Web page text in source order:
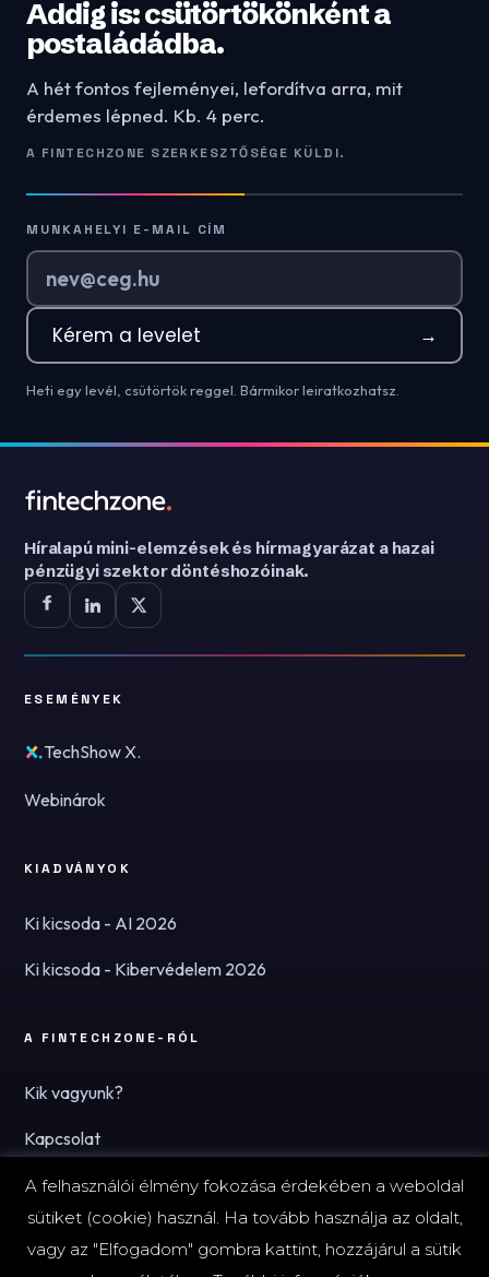
Addig is: csütörtökönként a
postaládádba.
A hét fontos fejleményei, lefordítva arra, mit
érdemes lépned. Kb. 4 perc.
A FINTECHZONE SZERKESZTŐSÉGE KÜLDI.
MUNKAHELYI E-MAIL CÍM
Kérem a levelet →
Heti egy levél, csütörtök reggel. Bármikor leiratkozhatsz.
Híralapú mini-elemzések és hírmagyarázat a hazai
pénzügyi szektor döntéshozóinak.
ESEMÉNYEK
TechShow X.
Webinárok
KIADVÁNYOK
Ki kicsoda - AI 2026
Ki kicsoda - Kibervédelem 2026
A FINTECHZONE-RÓL
Kik vagyunk?
Kapcsolat
Hírlevél
A felhasználói élmény fokozása érdekében a weboldal
sütiket (cookie) használ. Ha tovább használja az oldalt,
vagy az "Elfogadom" gombra kattint, hozzájárul a sütik